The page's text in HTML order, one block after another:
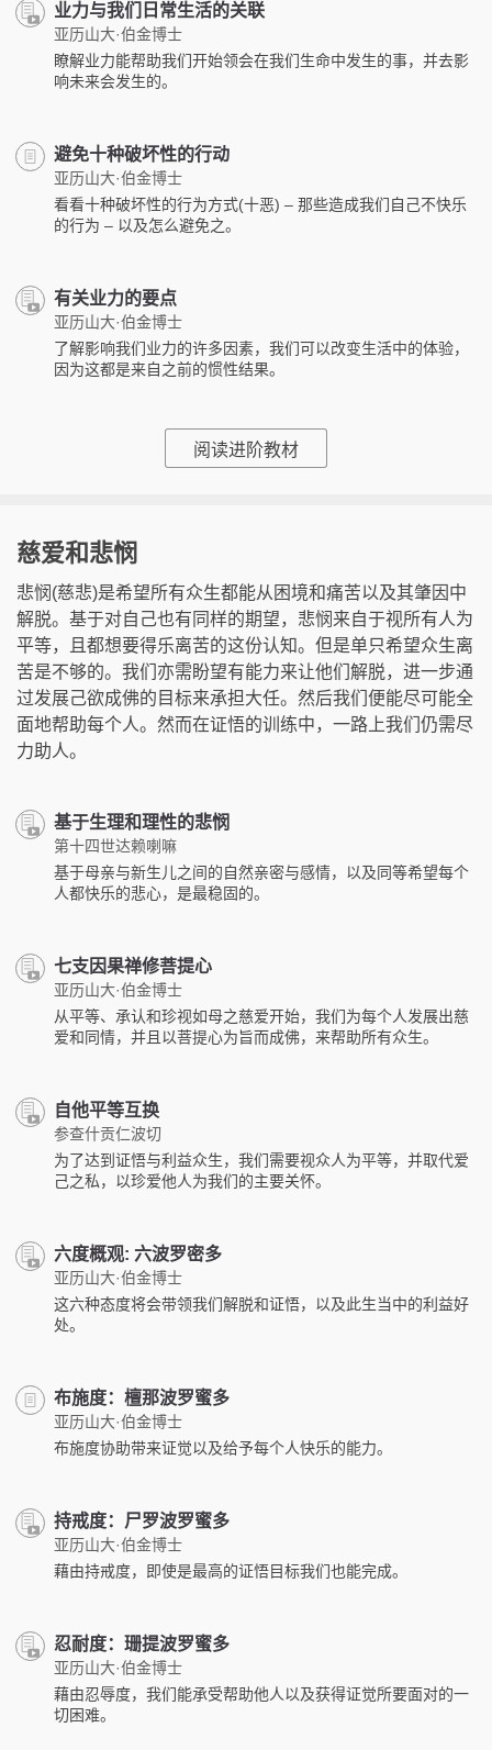
业力与我们日常生活的关联
亚历山大·伯金博士
瞭解业力能帮助我们开始领会在我们生命中发生的事，并去影
响未来会发生的。
避免十种破坏性的行动
亚历山大·伯金博士
看看十种破坏性的行为方式(十恶) – 那些造成我们自己不快乐
的行为 – 以及怎么避免之。
有关业力的要点
亚历山大·伯金博士
了解影响我们业力的许多因素，我们可以改变生活中的体验，
因为这都是来自之前的惯性结果。
阅读进阶教材
慈爱和悲悯
悲悯(慈悲)是希望所有众生都能从困境和痛苦以及其肇因中
解脱。基于对自己也有同样的期望，悲悯来自于视所有人为
平等，且都想要得乐离苦的这份认知。但是单只希望众生离
苦是不够的。我们亦需盼望有能力来让他们解脱，进一步通
过发展己欲成佛的目标来承担大任。然后我们便能尽可能全
面地帮助每个人。然而在证悟的训练中，一路上我们仍需尽
力助人。
基于生理和理性的悲悯
第十四世达赖喇嘛
基于母亲与新生儿之间的自然亲密与感情，以及同等希望每个
人都快乐的悲心，是最稳固的。
七支因果禅修菩提心
亚历山大·伯金博士
从平等、承认和珍视如母之慈​爱开始，我们为每个人发展出慈​
爱和同情，并且以菩提心为旨而成佛，来帮助所有众生。
自他平等互换
参查什贡仁波切
为了达到证悟与利益众生，我们需要视众人为平等，并取代爱
己之私，以珍爱他人为我们的主要关怀。
六度概观: 六波罗密多
亚历山大·伯金博士
这六种态度将会带领我们解脱和证悟，以及此生当中的利益好
处。
布施度：檀那波罗蜜多
亚历山大·伯金博士
布施度协助带来证觉以及给予每个人快乐的能力。
持戒度：尸罗波罗蜜多
亚历山大·伯金博士
藉由持戒度，即使是最高的证悟目标我们也能完成。
忍耐度：珊提波罗蜜多
亚历山大·伯金博士
藉由忍辱度，我们能承受帮助他人以及获得证觉所要面对的一
切困难。